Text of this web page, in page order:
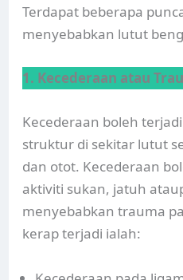
Terdapat beberapa
menyebabkan lutut
1. Kecederaan atau
Kecederaan boleh
struktur di sekitar lutut
dan otot. Kecederaan
aktiviti sukan, jatuh
menyebabkan trauma
kerap terjadi ialah: